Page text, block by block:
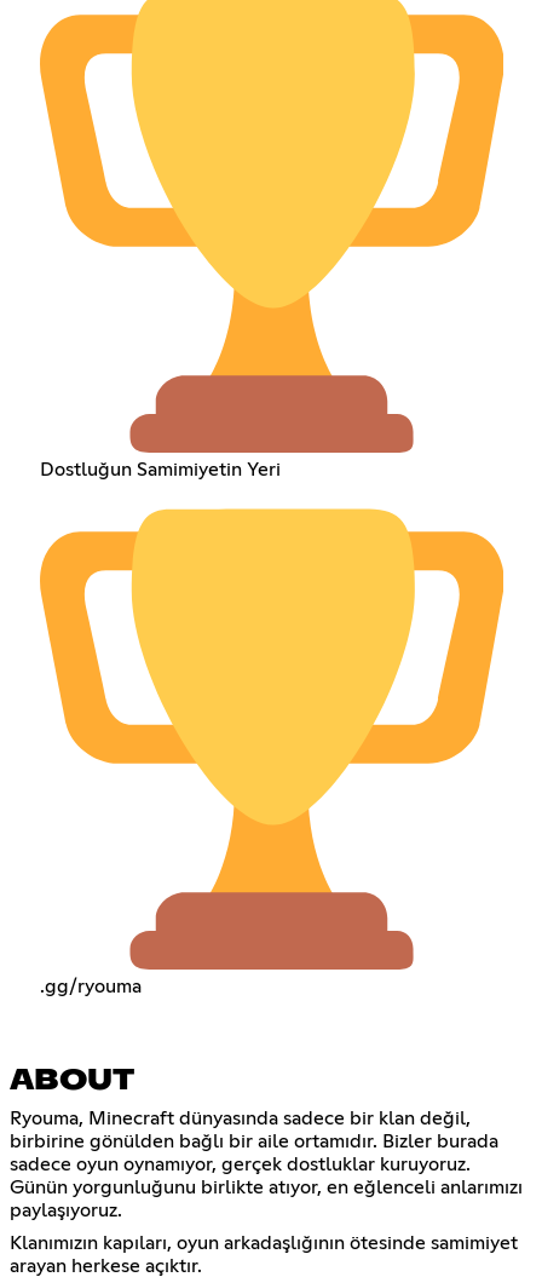
Dostluğun Samimiyetin Yeri
.gg/ryouma
ABOUT
Ryouma, Minecraft dünyasında sadece bir klan değil,
birbirine gönülden bağlı bir aile ortamıdır. Bizler burada
sadece oyun oynamıyor, gerçek dostluklar kuruyoruz.
Günün yorgunluğunu birlikte atıyor, en eğlenceli anlarımızı
paylaşıyoruz.
Klanımızın kapıları, oyun arkadaşlığının ötesinde samimiyet
arayan herkese açıktır.